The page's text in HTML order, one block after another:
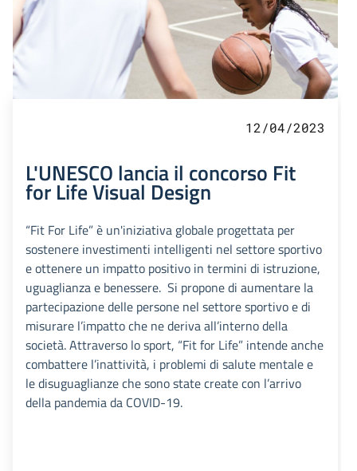
12/04/2023
L'UNESCO lancia il concorso Fit
for Life Visual Design
“Fit For Life” è un'iniziativa globale progettata per
sostenere investimenti intelligenti nel settore sportivo
e ottenere un impatto positivo in termini di istruzione,
uguaglianza e benessere. Si propone di aumentare la
partecipazione delle persone nel settore sportivo e di
misurare l’impatto che ne deriva all’interno della
società. Attraverso lo sport, “Fit for Life” intende anche
combattere l’inattività, i problemi di salute mentale e
le disuguaglianze che sono state create con l’arrivo
della pandemia da COVID-19.